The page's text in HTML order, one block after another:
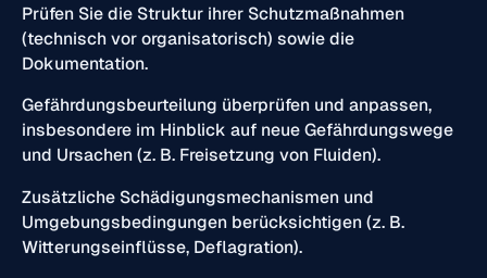
Prüfen Sie die Struktur ihrer Schutzmaßnahmen
(technisch vor organisatorisch) sowie die
Dokumentation.
Gefährdungsbeurteilung überprüfen und anpassen,
insbesondere im Hinblick auf neue Gefährdungswege
und Ursachen (z. B. Freisetzung von Fluiden).
Zusätzliche Schädigungsmechanismen und
Umgebungsbedingungen berücksichtigen (z. B.
Witterungseinflüsse, Deflagration).